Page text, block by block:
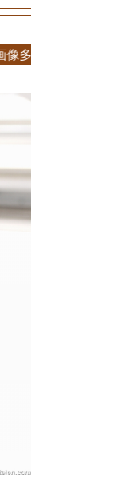
枚中1ページ-南